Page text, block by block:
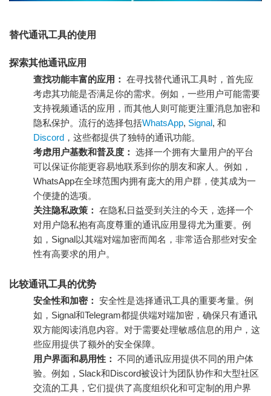
替代通讯工具的使用
探索其他通讯应用
查找功能丰富的应用： 在寻找替代通讯工具时，首先应
考虑其功能是否满足你的需求。例如，一些用户可能需要
支持视频通话的应用，而其他人则可能更注重消息加密和
隐私保护。流行的选择包括WhatsApp, Signal, 和
Discord ，这些都提供了独特的通讯功能。
考虑用户基数和普及度： 选择一个拥有大量用户的平台
可以保证你能更容易地联系到你的朋友和家人。例如，
WhatsApp在全球范围内拥有庞大的用户群，使其成为一
个便捷的选项。
关注隐私政策： 在隐私日益受到关注的今天，选择一个
对用户隐私抱有高度尊重的通讯应用显得尤为重要。例
如，Signal以其端对端加密而闻名，非常适合那些对安全
性有高要求的用户。
比较通讯工具的优势
安全性和加密： 安全性是选择通讯工具的重要考量。例
如，Signal和Telegram都提供端对端加密，确保只有通讯
双方能阅读消息内容。对于需要处理敏感信息的用户，这
些应用提供了额外的安全保障。
用户界面和易用性： 不同的通讯应用提供不同的用户体
验。例如，Slack和Discord被设计为团队协作和大型社区
交流的工具，它们提供了高度组织化和可定制的用户界